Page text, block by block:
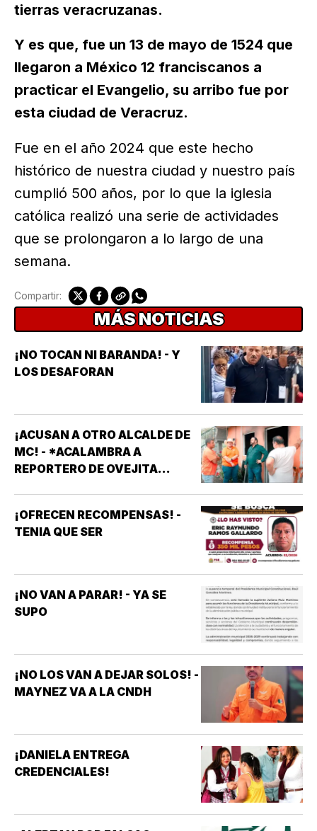
tierras veracruzanas.
Y es que, fue un 13 de mayo de 1524 que
llegaron a México 12 franciscanos a
practicar el Evangelio, su arribo fue por
esta ciudad de Veracruz.
Fue en el año 2024 que este hecho
histórico de nuestra ciudad y nuestro país
cumplió 500 años, por lo que la iglesia
católica realizó una serie de actividades
que se prolongaron a lo largo de una
semana.
Compartir:
MÁS NOTICIAS
¡NO TOCAN NI BARANDA! - Y
LOS DESAFORAN
¡ACUSAN A OTRO ALCALDE DE
MC! - *ACALAMBRA A
REPORTERO DE OVEJITA
¡OFRECEN RECOMPENSAS! -
TENIA QUE SER
¡NO VAN A PARAR! - YA SE
SUPO
¡NO LOS VAN A DEJAR SOLOS! -
MAYNEZ VA A LA CNDH
¡DANIELA ENTREGA
CREDENCIALES!